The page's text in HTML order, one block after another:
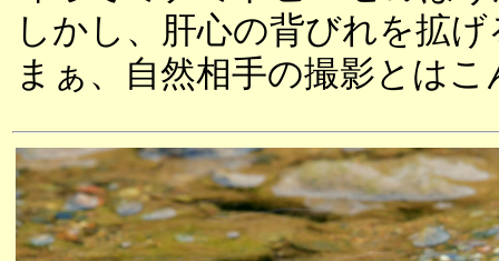
しかし、肝心の背びれを拡
まぁ、自然相手の撮影とは